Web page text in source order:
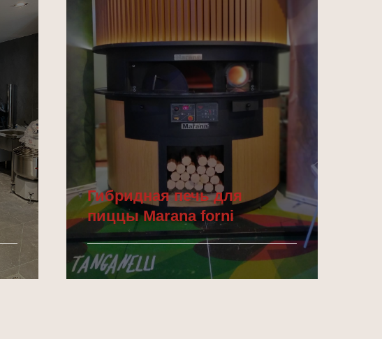
Гибридная печь для
пиццы Marana forni
Подробнее